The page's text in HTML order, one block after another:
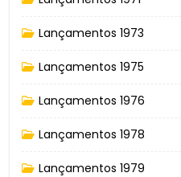
Lançamentos 1973
Lançamentos 1975
Lançamentos 1976
Lançamentos 1978
Lançamentos 1979